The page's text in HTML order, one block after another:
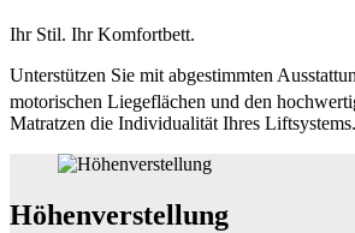
Ihr Stil. Ihr Komfortbett.
Unterstützen Sie mit abgestimmten
motorischen Liegeflächen und den
Matratzen die Individualität Ihres Liftsystems.
Höhenverstellung